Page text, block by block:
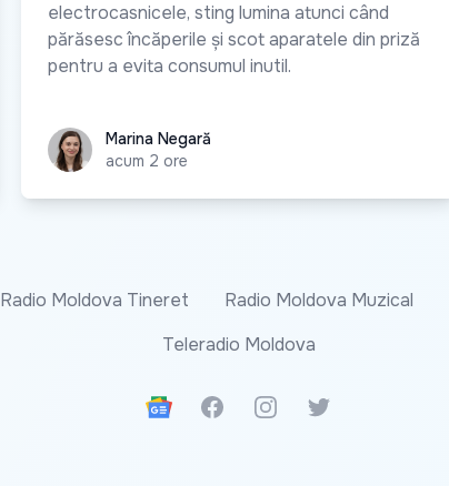
electrocasnicele, sting lumina atunci când
părăsesc încăperile și scot aparatele din priză
pentru a evita consumul inutil.
Marina Negară
Marina Negară
acum 2 ore
Radio Moldova Tineret Radio Moldova Muzical
Teleradio Moldova
Google News
FacebookInstagramTwitter